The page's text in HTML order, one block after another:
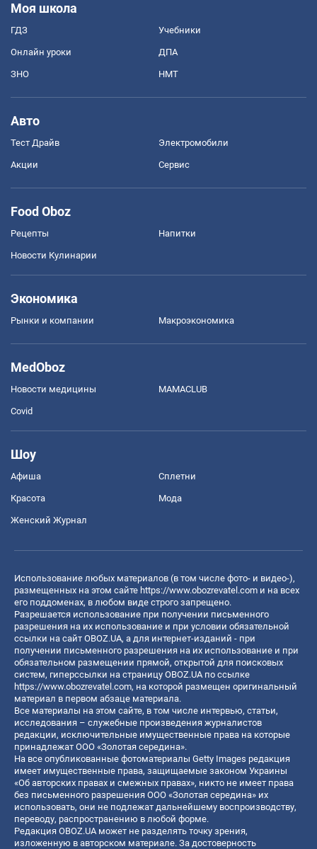
Моя школа
ГДЗ Учебники
Онлайн уроки ДПА
ЗНО НМТ
Авто
Тест Драйв Электромобили
Акции Сервис
Food Oboz
Рецепты Напитки
Новости Кулинарии
Экономика
Рынки и компании Mакроэкономика
MedOboz
Новости медицины MAMACLUB
Covid
Шоу
Афиша Сплетни
Красота Мода
Женский Журнал
Использование любых материалов (в том числе фото- и видео-),
размещенных на этом сайте https://www.obozrevatel.com и на всех
его поддоменах, в любом виде строго запрещено.
Разрешается использование при получении письменного
разрешения на их использование и при условии обязательной
ссылки на сайт OBOZ.UA, а для интернет-изданий - при
получении письменного разрешения на их использование и при
обязательном размещении прямой, открытой для поисковых
систем, гиперссылки на страницу OBOZ.UA по ссылке
https://www.obozrevatel.com, на которой размещен оригинальный
материал в первом абзаце материала.
Все материалы на этом сайте, в том числе интервью, статьи,
исследования – служебные произведения журналистов
редакции, исключительные имущественные права на которые
принадлежат ООО «Золотая середина».
На все опубликованные фотоматериалы Getty Images редакция
имеет имущественные права, защищаемые законом Украины
«Об авторских правах и смежных правах», никто не имеет права
без письменного разрешения ООО «Золотая середина» их
использовать, они не подлежат дальнейшему воспроизводству,
переводу, распространению в любой форме.
Редакция OBOZ.UA может не разделять точку зрения,
изложенную в авторском материале. За достоверность